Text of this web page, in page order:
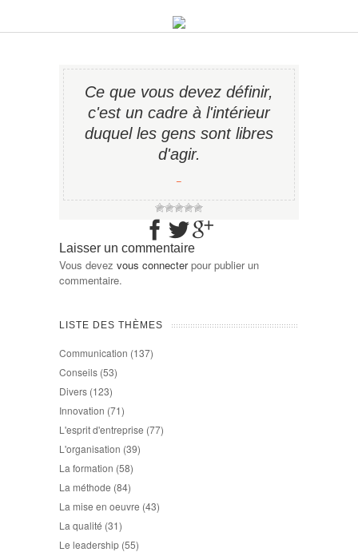
Ce que vous devez définir,
c'est un cadre à l'intérieur
duquel les gens sont libres
d'agir.
−
Laisser un commentaire
Vous devez vous connecterpour publier un
commentaire.
LISTE DES THÈMES
Communication (137)
Conseils (53)
Divers (123)
Innovation (71)
L'esprit d'entreprise (77)
L'organisation (39)
La formation (58)
La méthode (84)
La mise en oeuvre (43)
La qualité (31)
Le leadership (55)